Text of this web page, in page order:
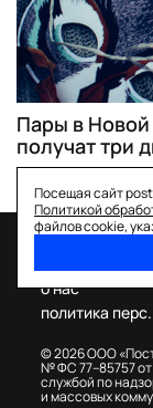
Пары в
получат три
Посещая сайт
Политикой
файлов cookie,
© 2026 ООО
№ ФС 77–85757
службой по
и массовых
о нас
политика